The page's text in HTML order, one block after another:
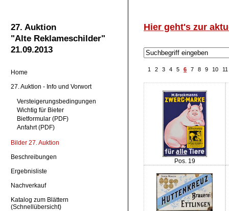
27. Auktion
"Alte Reklameschilder"
21.09.2013
Home
27. Auktion - Info und Vorwort
Versteigerungsbedingungen
Wichtig für Bieter
Bietformular (PDF)
Anfahrt (PDF)
Bilder 27. Auktion
Beschreibungen
Ergebnisliste
Nachverkauf
Katalog zum Blättern
(Schnellübersicht)
Hier geht's zur
1 2 3 4 5 6 7 8 9 10 11
Pos. 19